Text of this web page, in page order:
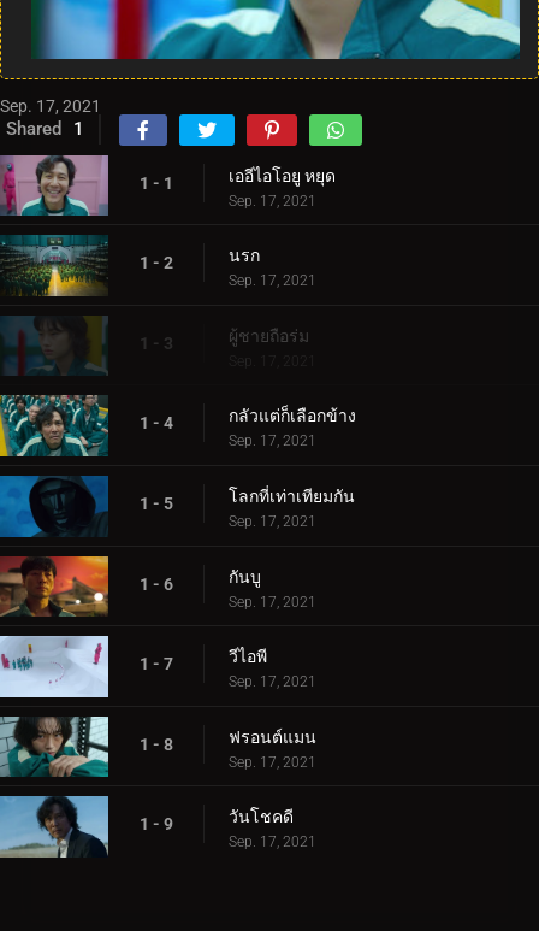
Sep. 17, 2021
Shared 1
1 - 1 เออีไอโอยู หยุด
Sep. 17, 2021
1 - 2 นรก
Sep. 17, 2021
1 - 3 ผู้ชายถือร่ม
Sep. 17, 2021
1 - 4 กลัวแต่ก็เลือกข้าง
Sep. 17, 2021
1 - 5 โลกที่เท่าเทียมกัน
Sep. 17, 2021
1 - 6 กันบู
Sep. 17, 2021
1 - 7 วีไอพี
Sep. 17, 2021
1 - 8 ฟรอนต์แมน
Sep. 17, 2021
1 - 9 วันโชคดี
Sep. 17, 2021